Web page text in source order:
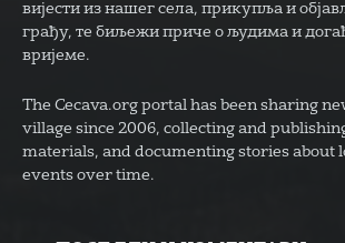
вијести из нашег села, прикупља и
грађу, те биљежи приче о људима и
вријеме.
The Cecava.org portal has been sharing
village since 2006, collecting and
materials, and documenting stories about
events over time.